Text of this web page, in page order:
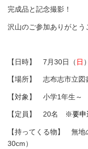
完成品と記念撮影！
沢山のご参加ありがとう
【日時】 7月30日（ 日
【場所】 志布志市立
【対象】 小学1年生～
【定員】 20名 ※要申
【持ってくる物】 無
30cm）